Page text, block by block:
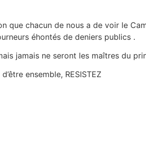
que chacun de nous a de voir le
éhontés de deniers publics .
jamais ne seront les maîtres du
ensemble, RESISTEZ